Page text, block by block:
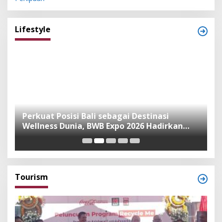
Lifestyle
Perkuat Posisi Bali sebagai Destinasi
Wellness Dunia, BWB Expo 2026 Hadirkan
Exhibitor Nasional dan Global
Tourism